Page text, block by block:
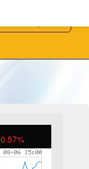
0.57%